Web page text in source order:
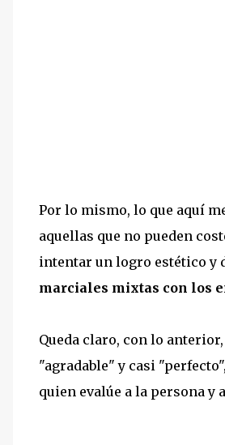
Por lo mismo, lo que aquí
aquellas que no pueden
intentar un logro estético y
marciales mixtas con los
Queda claro, con lo
"agradable" y casi
quien evalúe a la persona